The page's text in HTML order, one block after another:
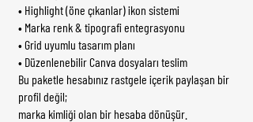
• Highlight (öne çıkanlar) ikon sistemi
• Marka renk & tipografi entegrasyonu
• Grid uyumlu tasarım planı
• Düzenlenebilir Canva dosyaları teslim
Bu paketle hesabınız rastgele içerik paylaşan bir
profil değil;
marka kimliği olan bir hesaba dönüşür.